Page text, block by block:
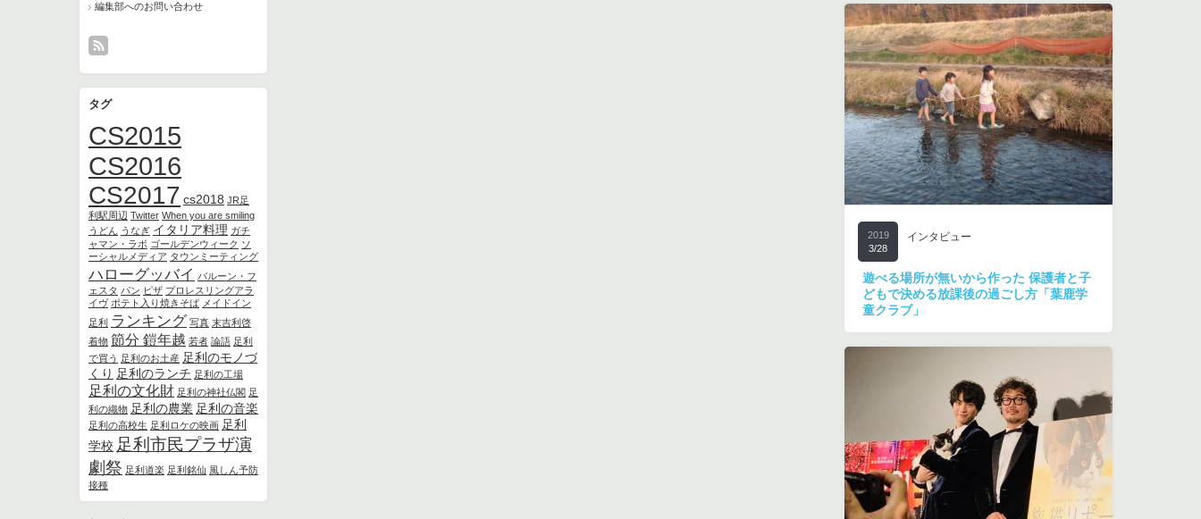
編集部へのお問い合わせ
タグ
CS2015
CS2016
CS2017 cs2018 JR足
利駅周辺 Twitter When you are smiling
うどん うなぎ イタリア料理 ガチ
ャマン・ラボ ゴールデンウィーク ソ
ーシャルメディア タウンミーティング
ハローグッバイ バルーン・フ
ェスタ パン ピザ プロレスリングアラ
イヴ ポテト入り焼きそば メイドイン
足利 ランキング 写真 末吉利啓
着物 節分 鎧年越 若者 論語 足利
で買う 足利のお土産 足利のモノづ
くり 足利のランチ 足利の工場
足利の文化財 足利の神社仏閣 足
利の織物 足利の農業 足利の音楽
足利の高校生 足利ロケの映画 足利
学校 足利市民プラザ演
劇祭 足利道楽 足利銘仙 風しん予防
接種
2019
3/28
インタビュー
遊べる場所が無いから作った 保護者と子
どもで決める放課後の過ごし方「葉鹿学
童クラブ」